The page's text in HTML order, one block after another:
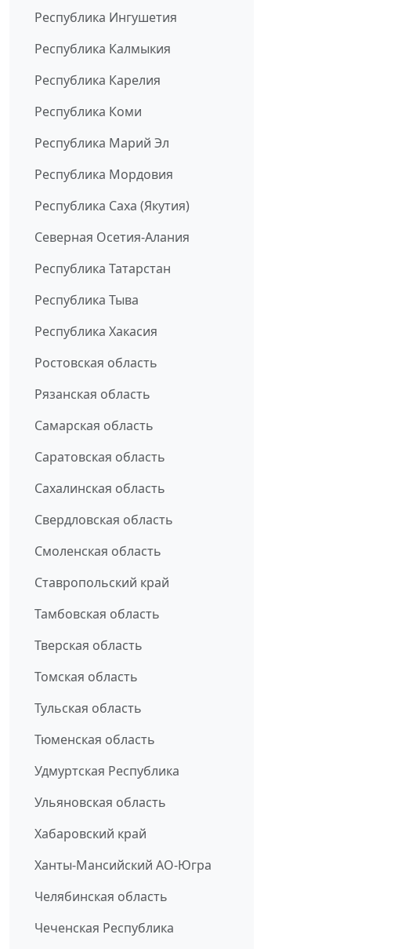
Республика Ингушетия
Республика Калмыкия
Республика Карелия
Республика Коми
Республика Марий Эл
Республика Мордовия
Республика Саха (Якутия)
Северная Осетия-Алания
Республика Татарстан
Республика Тыва
Республика Хакасия
Ростовская область
Рязанская область
Самарская область
Саратовская область
Сахалинская область
Свердловская область
Смоленская область
Ставропольский край
Тамбовская область
Тверская область
Томская область
Тульская область
Тюменская область
Удмуртская Республика
Ульяновская область
Хабаровский край
Ханты-Мансийский АО-Югра
Челябинская область
Чеченская Республика